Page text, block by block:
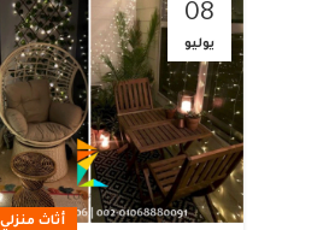
08
يوليو
أثاث منزلي